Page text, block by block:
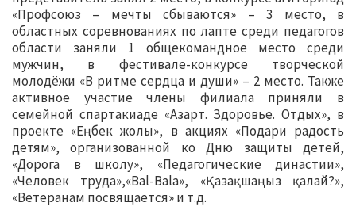
«Профсоюз – мечты сбываются» – 3 место, в
областных соревнованиях по лапте среди педагогов
области заняли 1 общекомандное место среди
мужчин, в фестивале-конкурсе творческой
молодёжи «В ритме сердца и души» – 2 место. Также
активное участие члены филиала приняли в
семейной спартакиаде «Азарт. Здоровье. Отдых», в
проекте «Еңбек жолы», в акциях «Подари радость
детям», организованной ко Дню защиты детей,
«Дорога в школу», «Педагогические династии»,
«Человек труда»,«Bal-Bala», «Қазақшаңыз қалай?»,
«Ветеранам посвящается» и т.д.